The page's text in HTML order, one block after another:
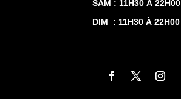
SAM : 11H30 À 22H00
DIM : 11H30 À 22H00